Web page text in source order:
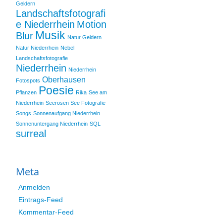
Geldern
Landschaftsfotografi
e Niederrhein Motion
Blur Musik Natur Geldern
Natur Niederrhein Nebel
Landschaftsfotografie
Niederrhein Niederrhein
Fotospots Oberhausen
Pflanzen Poesie Rika See am
Niederrhein Seerosen See Fotografie
Songs Sonnenaufgang Niederrhein
Sonnenuntergang Niederrhein SQL
surreal
Meta
Anmelden
Eintrags-Feed
Kommentar-Feed